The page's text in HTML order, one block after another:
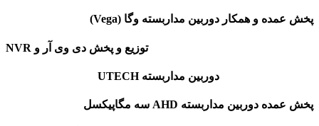
پخش عمده و همکار دوربین مداربسته وگا (Vega)
توزیع و پخش دی وی آر و NVR
دوربین مداربسته UTECH
پخش عمده دوربین مداربسته AHD سه مگاپیکسل